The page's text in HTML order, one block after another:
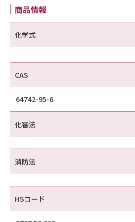
商品情報
化学式
CAS
64742-95-6
化審法
消防法
HSコード